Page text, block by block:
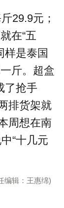
29.9元；
在“五
样是泰国
斤。超盒
了抢手
排货架就
周想在南
“十几元
编辑：王惠绵)